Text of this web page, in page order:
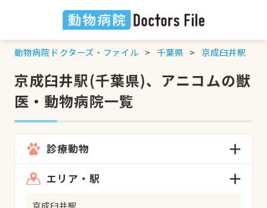
動物病院ドクターズ・ファイル 千葉県 京成臼井駅
京成臼井駅(千葉県)、アニコムの獣
医・動物病院一覧
診療動物
エリア・駅
京成臼井駅